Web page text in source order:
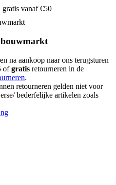
vanaf €50
na aankoop naar ons terugsturen
ofgratis retourneren in de
.
retourneren gelden niet voor
bederfelijke artikelen zoals